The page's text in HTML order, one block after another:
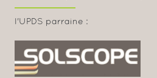
l'UPDS parraine :